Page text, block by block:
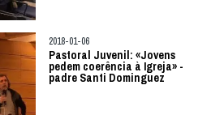
2018-01-06
Pastoral Juvenil: «Jovens
pedem coerência à Igreja» -
padre Santi Dominguez